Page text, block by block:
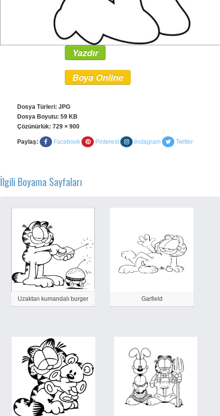
Yazdır
Boya Online
Dosya Türleri: JPG
Dosya Boyutu: 59 KB
Çözünürlük: 729 × 900
Paylaş: Facebook Pinterest Instagram Twitter
İlgili Boyama Sayfaları
Uzaktan kumandalı burger Garfield